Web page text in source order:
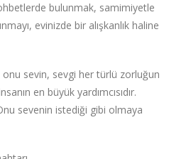
bulunmak, samimiyetle
evinizde bir alışkanlık haline
sevin, sevgi her türlü zorluğun
en büyük yardımcısıdır.
sevenin istediği gibi olmaya